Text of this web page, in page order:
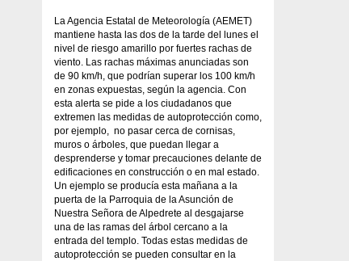
La Agencia Estatal de Meteorología (AEMET)
mantiene hasta las dos de la tarde del lunes el
nivel de riesgo amarillo por fuertes rachas de
viento. Las rachas máximas anunciadas son
de 90 km/h, que podrían superar los 100 km/h
en zonas expuestas, según la agencia. Con
esta alerta se pide a los ciudadanos que
extremen las medidas de autoprotección como,
por ejemplo, no pasar cerca de cornisas,
muros o árboles, que puedan llegar a
desprenderse y tomar precauciones delante de
edificaciones en construcción o en mal estado.
Un ejemplo se producía esta mañana a la
puerta de la Parroquia de la Asunción de
Nuestra Señora de Alpedrete al desgajarse
una de las ramas del árbol cercano a la
entrada del templo. Todas estas medidas de
autoprotección se pueden consultar en la